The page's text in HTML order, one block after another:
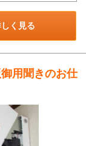
く見る
用聞きのお仕